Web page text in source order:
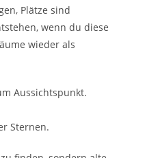
Plätze sind
wenn du diese
wieder als
Aussichtspunkt.
Sternen.